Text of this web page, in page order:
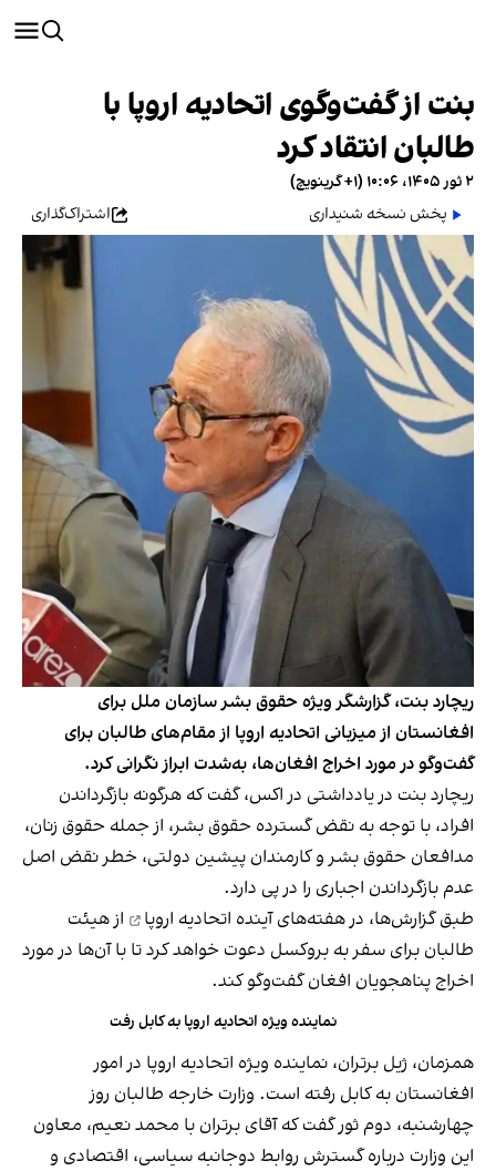
بنت از گفت‌وگوی اتحادیه اروپا با
طالبان انتقاد کرد
۲ ثور ۱۴۰۵، ۱۰:۰۶ (‎+۱ گرینویچ)
پخش نسخه شنیداری
اشتراک‌گذاری
ریچارد بنت، گزارشگر ویژه حقوق بشر سازمان ملل برای
افغانستان از میزبانی اتحادیه اروپا از مقام‌های طالبان برای
گفت‌وگو در مورد اخراج افغان‌ها، به‌شدت ابراز نگرانی کرد.
ریچارد بنت در یادداشتی در اکس، گفت که هرگونه بازگرداندن
افراد، با توجه به نقض گسترده حقوق بشر، از جمله حقوق زنان،
مدافعان حقوق بشر و کارمندان پیشین دولتی، خطر نقض اصل
عدم بازگرداندن اجباری را در پی دارد.
طبق گزارش‌ها، در هفته‌های آینده اتحادیه اروپا
از هیئت
طالبان برای سفر به بروکسل دعوت خواهد کرد تا با آن‌ها در مورد
اخراج پناهجویان افغان گفت‌وگو کند.
نماینده ویژه اتحادیه اروپا به کابل رفت
همزمان، ژیل برتران، نماینده ویژه اتحادیه اروپا در امور
افغانستان به کابل رفته است. وزارت خارجه طالبان روز
چهارشنبه، دوم ثور گفت که آقای برتران با محمد نعیم، معاون
این وزارت درباره گسترش روابط دوجانبه سیاسی، اقتصادی و